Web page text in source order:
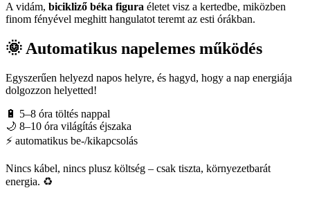
A vidám, bicikliző béka figura életet visz a kertedbe, miközben
finom fényével meghitt hangulatot teremt az esti órákban.
🌞 Automatikus napelemes működés
Egyszerűen helyezd napos helyre, és hagyd, hogy a nap energiája
dolgozzon helyetted!
🔋 5–8 óra töltés nappal
🌙 8–10 óra világítás éjszaka
⚡ automatikus be-/kikapcsolás
Nincs kábel, nincs plusz költség – csak tiszta, környezetbarát
energia. ♻️